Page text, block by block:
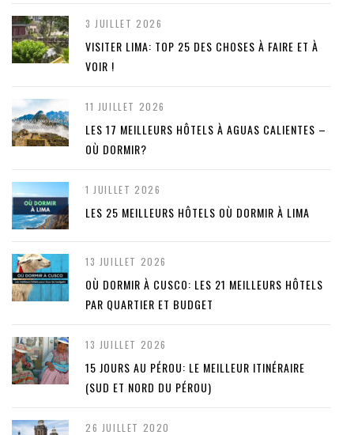
3 JUILLET 2026
VISITER LIMA: TOP 25 DES CHOSES À FAIRE ET À
VOIR !
11 JUILLET 2026
LES 17 MEILLEURS HÔTELS À AGUAS CALIENTES –
OÙ DORMIR?
1 JUILLET 2026
LES 25 MEILLEURS HÔTELS OÙ DORMIR À LIMA
13 JUILLET 2026
OÙ DORMIR À CUSCO: LES 21 MEILLEURS HÔTELS
PAR QUARTIER ET BUDGET
13 JUILLET 2026
15 JOURS AU PÉROU: LE MEILLEUR ITINÉRAIRE
(SUD ET NORD DU PÉROU)
26 JUILLET 2020